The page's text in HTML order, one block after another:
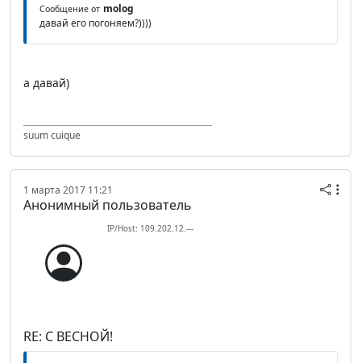
Сообщение от molog
давай его погоняем?))))
а давай)
suum cuique
1 марта 2017 11:21
Анонимный пользователь
IP/Host: 109.202.12.---
RE: С ВЕСНОЙ!